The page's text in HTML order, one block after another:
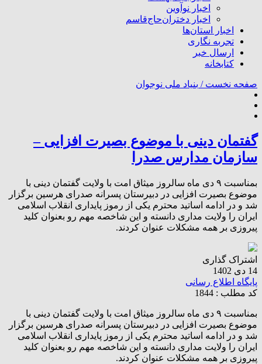
اخبار نوآوین
اخبار دختران‌حاج‌قاسم
اخبار استان‌ها
تجربه نگاری
ارسال خبر
کتابخانه
صفحه نخست / بنیاد ملی نوجوان
گفتمان دینی با موضوع بصیرت افزایی –
سازمان مدارس صدرا
بمناسبت ۹ دی ماه سالروز میثاق امت با ولایت گفتمان دینی با
موضوع بصیرت افزایی در دبیرستان پسرانه صدرای هرسین برگزار
شد و در ادامه اساتید محترم یکی از رموز پایداری انقلاب اسلامی
ایران را ولایت مداری دانسته و این شاخصه مهم رو بعنوان کلید
پیروزی بر همه مشکلات عنوان کردند.
اشتراک گذاری
14 دی 1402
پایگاه اطلاع رسانی
کد مطلب : 1844
بمناسبت ۹ دی ماه سالروز میثاق امت با ولایت گفتمان دینی با
موضوع بصیرت افزایی در دبیرستان پسرانه صدرای هرسین برگزار
شد و در ادامه اساتید محترم یکی از رموز پایداری انقلاب اسلامی
ایران را ولایت مداری دانسته و این شاخصه مهم رو بعنوان کلید
پیروزی بر همه مشکلات عنوان کردند.